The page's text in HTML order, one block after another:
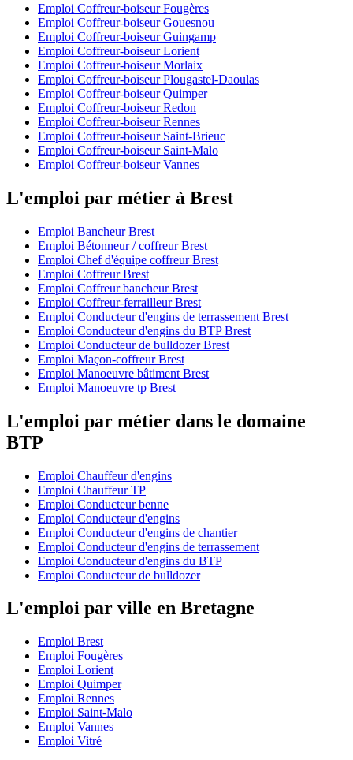
Emploi Coffreur-boiseur Fougères
Emploi Coffreur-boiseur Gouesnou
Emploi Coffreur-boiseur Guingamp
Emploi Coffreur-boiseur Lorient
Emploi Coffreur-boiseur Morlaix
Emploi Coffreur-boiseur Plougastel-Daoulas
Emploi Coffreur-boiseur Quimper
Emploi Coffreur-boiseur Redon
Emploi Coffreur-boiseur Rennes
Emploi Coffreur-boiseur Saint-Brieuc
Emploi Coffreur-boiseur Saint-Malo
Emploi Coffreur-boiseur Vannes
L'emploi par métier à Brest
Emploi Bancheur Brest
Emploi Bétonneur / coffreur Brest
Emploi Chef d'équipe coffreur Brest
Emploi Coffreur Brest
Emploi Coffreur bancheur Brest
Emploi Coffreur-ferrailleur Brest
Emploi Conducteur d'engins de terrassement Brest
Emploi Conducteur d'engins du BTP Brest
Emploi Conducteur de bulldozer Brest
Emploi Maçon-coffreur Brest
Emploi Manoeuvre bâtiment Brest
Emploi Manoeuvre tp Brest
L'emploi par métier dans le domaine
BTP
Emploi Chauffeur d'engins
Emploi Chauffeur TP
Emploi Conducteur benne
Emploi Conducteur d'engins
Emploi Conducteur d'engins de chantier
Emploi Conducteur d'engins de terrassement
Emploi Conducteur d'engins du BTP
Emploi Conducteur de bulldozer
L'emploi par ville en Bretagne
Emploi Brest
Emploi Fougères
Emploi Lorient
Emploi Quimper
Emploi Rennes
Emploi Saint-Malo
Emploi Vannes
Emploi Vitré